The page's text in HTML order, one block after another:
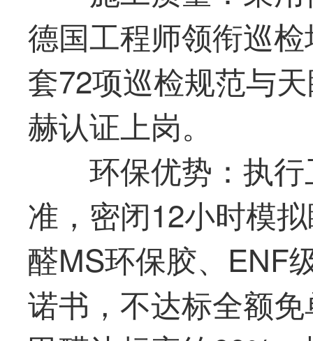
德国工程师领衔巡
套72项巡检规范与
赫认证上岗。
环保优势：执
准，密闭12小时模
醛MS环保胶、ENF
诺书，不达标全额